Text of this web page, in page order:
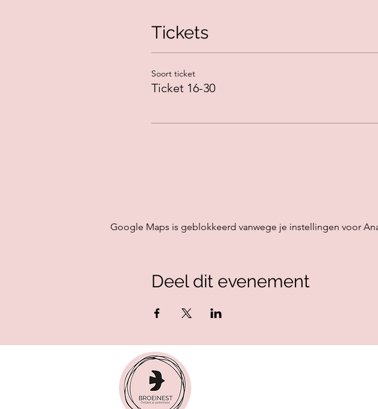
Tickets
Soort ticket
Ticket 16-30
Google Maps is geblokkeerd vanwege je instellingen voor
Deel dit evenement